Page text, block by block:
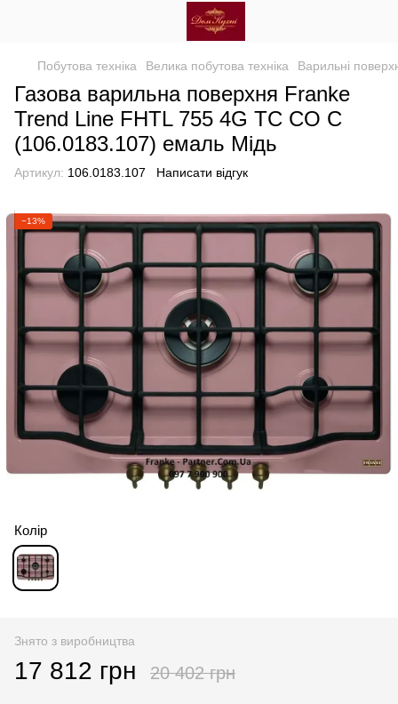
Побутова техніка Велика побутова техніка Варильні
Газова варильна поверхня Franke
Trend Line FHTL 755 4G TC CO C
(106.0183.107) емаль Мідь
Артикул: 106.0183.107 Написати відгук
−13%
Колір
Знято з виробництва
17 812 грн 20 402 грн